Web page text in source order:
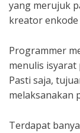
yang merujuk
kreator
Programmer
menulis isyarat
Pasti saja,
melaksanakan
Terdapat